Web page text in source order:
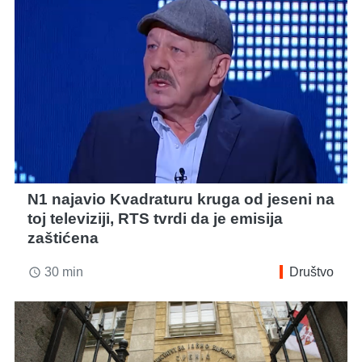
N1 najavio Kvadraturu kruga od jeseni na
toj televiziji, RTS tvrdi da je emisija
zaštićena
access_time 30 min Društvo